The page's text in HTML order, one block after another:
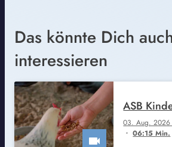
Das könnte Dich
interessieren
03. Aug. 2026
06:15 Min.
ASB